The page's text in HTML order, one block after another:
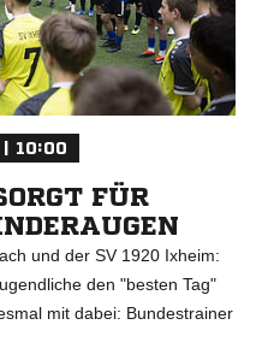
| 10:00
FÜR
und der SV 1920 Ixheim:
den "besten Tag"
mit dabei: Bundestrainer